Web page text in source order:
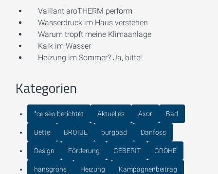
Vaillant aroTHERM perform
Wasserdruck im Haus verstehen
Warum tropft meine Klimaanlage
Kalk im Wasser
Heizung im Sommer? Ja, bitte!
Kategorien
°celseo berichtet Aktuelles Axor Bad
Bette BRÖTJE burgbad Danfoss
Design Förderung GEBERIT GROHE
hansgrohe Heizung Kampagnenbeitrag